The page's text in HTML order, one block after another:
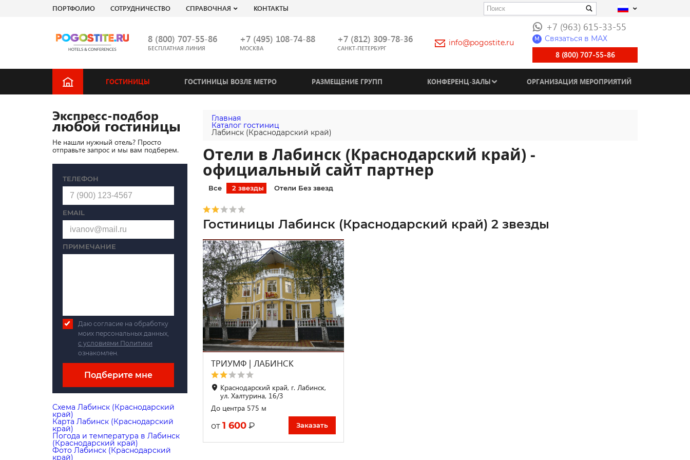
ПОРТФОЛИО СОТРУДНИЧЕСТВО СПРАВОЧНАЯ КОНТАКТЫ
8 (800) 707-55-86
БЕСПЛАТНАЯ ЛИНИЯ
+7 (495) 108-74-88
МОСКВА
+7 (812) 309-78-36
САНКТ-ПЕТЕРБУРГ
info@pogostite.ru
+7 (963) 615-33-55
M Связаться в МАХ
8 (800) 707-55-86
ГОСТИНИЦЫ ГОСТИНИЦЫ ВОЗЛЕ МЕТРО РАЗМЕЩЕНИЕ ГРУПП КОНФЕРЕНЦ-ЗАЛЫ ОРГАНИЗАЦИЯ МЕРОПРИЯТИЙ
Главная
Каталог гостиниц
Лабинск (Краснодарский край)
Отели в Лабинск (Краснодарский край) -
официальный сайт партнер
Все 2 звезды Отели Без звезд
Гостиницы Лабинск (Краснодарский край) 2 звезды
ТРИУМФ | ЛАБИНСК
Краснодарский край, г. Лабинск,
ул. Халтурина, 16/3
До центра 575 м
от 1 600 ₽ Заказать
Экспресс-подбор
любой гостиницы
Не нашли нужный отель? Просто
отправьте запрос и мы вам подберем.
ТЕЛЕФОН
EMAIL
ПРИМЕЧАНИЕ
Даю согласие на обработку
моих персональных данных,
с условиями Политики
ознакомлен.
Подберите мне
Схема Лабинск (Краснодарский
край)
Карта Лабинск (Краснодарский
край)
Погода и температура в Лабинск
(Краснодарский край)
Фото Лабинск (Краснодарский
край)